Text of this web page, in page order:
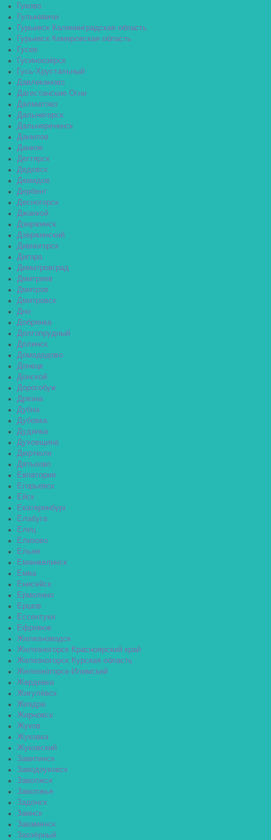
Гуково
Гулькевичи
Гурьевск Калининградская область
Гурьевск Кемеровская область
Гусев
Гусиноозёрск
Гусь-Хрустальный
Давлеканово
Дагестанские Огни
Далматово
Дальнегорск
Дальнереченск
Данилов
Данков
Дегтярск
Дедовск
Демидов
Дербент
Десногорск
Джанкой
Дзержинск
Дзержинский
Дивногорск
Дигора
Димитровград
Дмитриев
Дмитров
Дмитровск
Дно
Добрянка
Долгопрудный
Долинск
Домодедово
Донецк
Донской
Дорогобуж
Дрезна
Дубна
Дубовка
Дудинка
Духовщина
Дюртюли
Дятьково
Евпатория
Егорьевск
Ейск
Екатеринбург
Елабуга
Елец
Елизово
Ельня
Еманжелинск
Емва
Енисейск
Ермолино
Ершов
Ессентуки
Ефремов
Железноводск
Железногорск Красноярский край
Железногорск Курская область
Железногорск-Илимский
Жердевка
Жигулёвск
Жиздра
Жирновск
Жуков
Жуковка
Жуковский
Завитинск
Заводоуковск
Заволжск
Заволжье
Задонск
Заинск
Закаменск
Заозёрный